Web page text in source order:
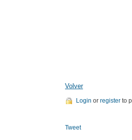
Volver
Login or register to
Tweet